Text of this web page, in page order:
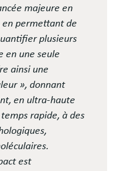
majeure en
permettant de
plusieurs
en une seule
ainsi une
», donnant
en ultra-haute
rapide, à des
est